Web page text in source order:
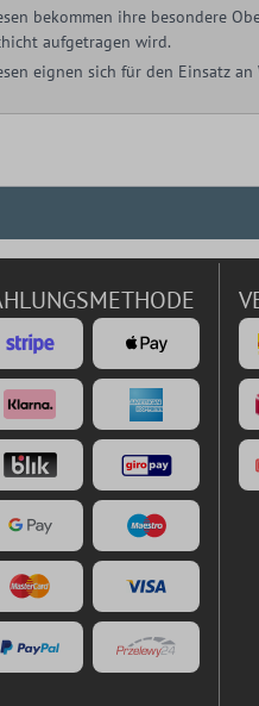
bekommen ihre besondere
aufgetragen wird.
eignen sich für den Einsatz